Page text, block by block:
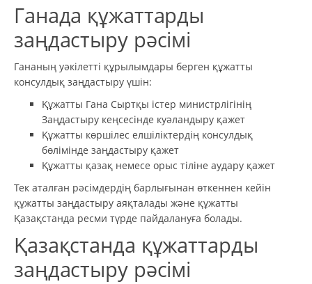
Ганада құжаттарды
заңдастыру рәсімі
Гананың уәкілетті құрылымдары берген құжатты
консулдық заңдастыру үшін:
Құжатты Гана Сыртқы істер министрлігінің
Заңдастыру кеңсесінде куәландыру қажет
Құжатты көршілес елшіліктердің консулдық
бөлімінде заңдастыру қажет
Құжатты қазақ немесе орыс тіліне аудару қажет
Тек аталған рәсімдердің барлығынан өткеннен кейін
құжатты заңдастыру аяқталады және құжатты
Қазақстанда ресми түрде пайдалануға болады.
Қазақстанда құжаттарды
заңдастыру рәсімі